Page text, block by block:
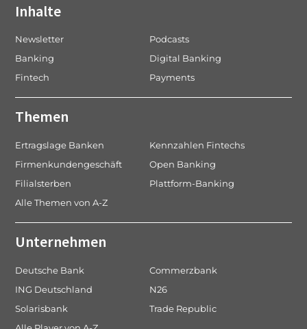
Inhalte
Newsletter
Podcasts
Banking
Digital Banking
Fintech
Payments
Themen
Ertragslage Banken
Kennzahlen Fintechs
Firmenkundengeschäft
Open Banking
Filialsterben
Plattform-Banking
Alle Themen von A-Z
Unternehmen
Deutsche Bank
Commerzbank
ING Deutschland
N26
Solarisbank
Trade Republic